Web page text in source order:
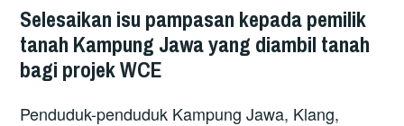
Selesaikan isu pampasan kepada pemilik
tanah Kampung Jawa yang diambil tanah
bagi projek WCE
Penduduk-penduduk Kampung Jawa, Klang,